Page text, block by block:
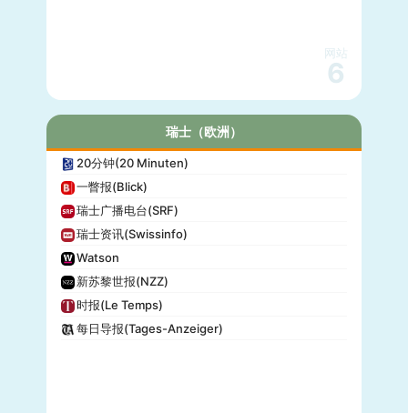
网站
6
瑞士（欧洲）
20分钟(20 Minuten)
一瞥报(Blick)
瑞士广播电台(SRF)
瑞士资讯(Swissinfo)
Watson
新苏黎世报(NZZ)
时报(Le Temps)
每日导报(Tages-Anzeiger)